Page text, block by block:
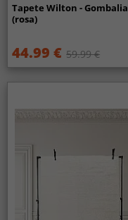
Tapete Wilton - Gombalia
(rosa)
44.99 € 59.99 €